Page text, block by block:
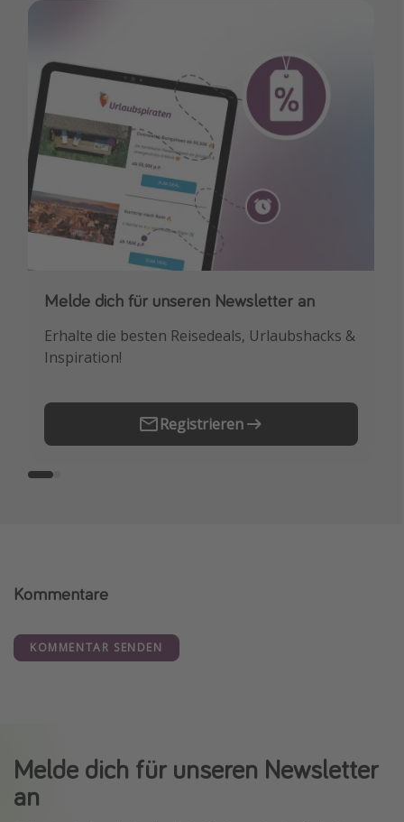
Melde dich für unseren Newsletter an
Erhalte die besten Reisedeals, Urlaubshacks &
Inspiration!
Registrieren
Downloade unsere App
Buche die besten Reiseschnäppchen als
Erstes.
Kommentare
KOMMENTAR SENDEN
Melde dich für unseren Newsletter
an